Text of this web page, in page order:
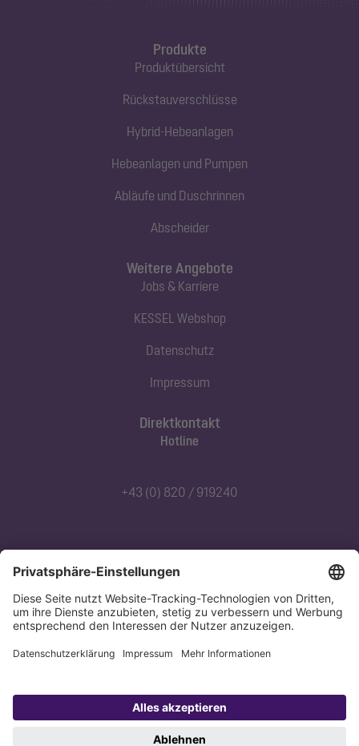
Produkte
Produktübersicht
Rückstauverschlüsse
Hybrid-Hebeanlagen
Hebeanlagen und Pumpen
Abläufe und Duschrinnen
Abscheider
Direktkontakt
Hotline
+43 (0) 820 / 919240
Abonnieren Sie unseren Newsletter
Jetzt anmelden
Weitere Angebote
Jobs & Karriere
KESSEL Webshop
Datenschutz
Impressum
Copyright 1998-2026 KESSEL SE + Co. KG, Bahnhofstraße 31, 85101 Lenting,
Datenschutz Impressum